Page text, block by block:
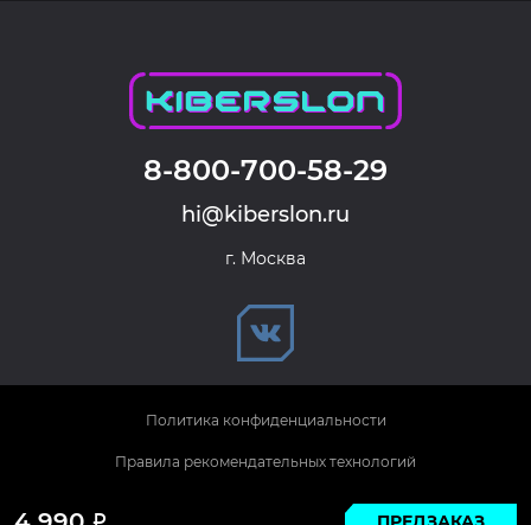
Р
8-800-700-58-29
hi@kiberslon.ru
г. Москва
© 2026 KIBERSLON. Все права защищены.
Политика конфиденциальности
Правила рекомендательных технологий